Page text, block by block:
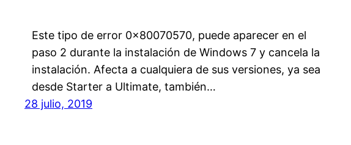
Este tipo de error 0x80070570, puede aparecer en el
paso 2 durante la instalación de Windows 7 y cancela la
instalación. Afecta a cualquiera de sus versiones, ya sea
desde Starter a Ultimate, también…
28 julio, 2019